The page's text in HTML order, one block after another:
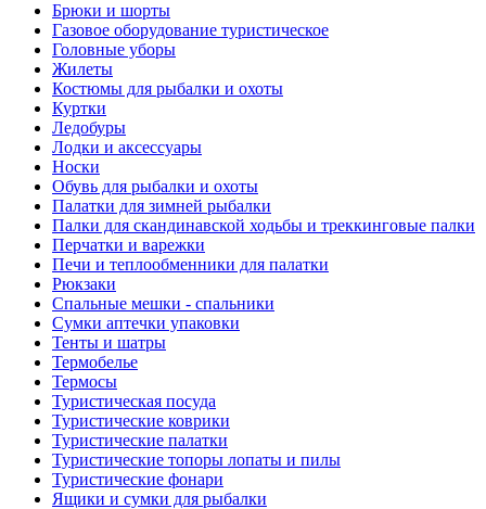
Брюки и шорты
Газовое оборудование туристическое
Головные уборы
Жилеты
Костюмы для рыбалки и охоты
Куртки
Ледобуры
Лодки и аксессуары
Носки
Обувь для рыбалки и охоты
Палатки для зимней рыбалки
Палки для скандинавской ходьбы и треккинговые палки
Перчатки и варежки
Печи и теплообменники для палатки
Рюкзаки
Спальные мешки - спальники
Сумки аптечки упаковки
Тенты и шатры
Термобелье
Термосы
Туристическая посуда
Туристические коврики
Туристические палатки
Туристические топоры лопаты и пилы
Туристические фонари
Ящики и сумки для рыбалки